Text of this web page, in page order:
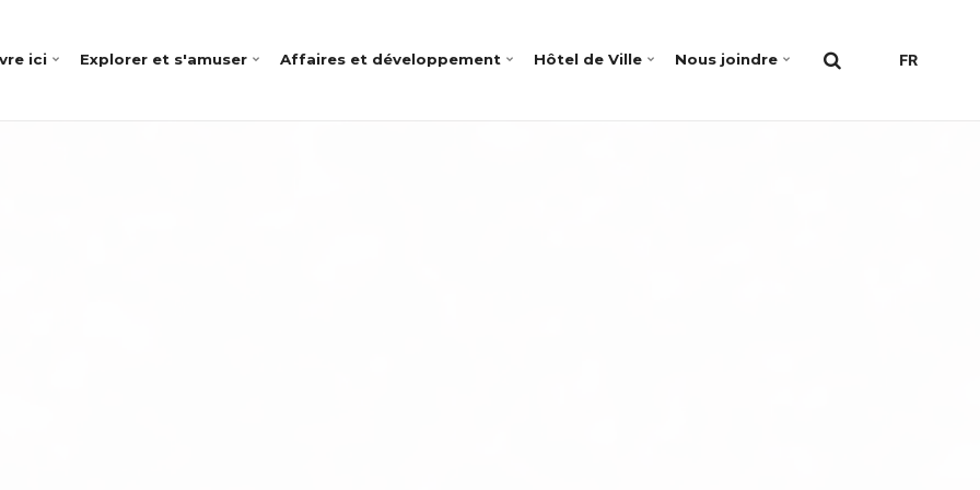
ici Explorer et s'amuser Affaires et développement Hôtel de Ville Nous joindre